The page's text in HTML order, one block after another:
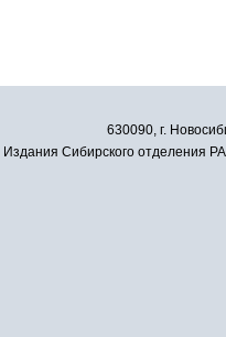
630090, г.
Издания Сибирского отделения